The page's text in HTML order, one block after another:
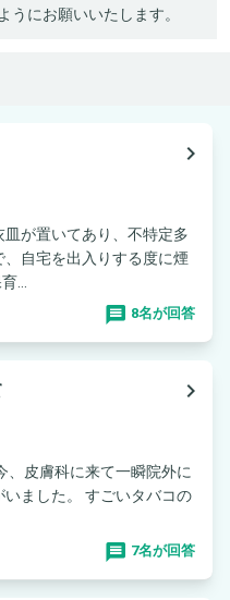
うにお願いいたします。
navigate_next
が置いてあり、不特定多
自宅を出入りする度に煙
保育...
8名が回答
navigate_next
、皮膚科に来て一瞬院外に
ました。 すごいタバコの
7名が回答